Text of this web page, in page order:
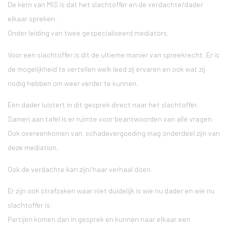
De kern van MiS is dat het slachtoffer en de verdachte/dader
elkaar spreken.
Onder leiding van twee gespecialiseerd mediators.
Voor een slachtoffer is dit de ultieme manier van spreekrecht. Er is
de mogelijkheid te vertellen welk leed zij ervaren en ook wat zij
nodig hebben om weer verder te kunnen.
Een dader luistert in dit gesprek direct naar het slachtoffer.
Samen aan tafel is er ruimte voor beantwoorden van alle vragen.
Ook overeenkomen van schadevergoeding mag onderdeel zijn van
deze mediation.
Ook de verdachte kan zijn/haar verhaal doen.
Er zijn ook strafzaken waar niet duidelijk is wie nu dader en wie nu
slachtoffer is.
Partijen komen dan in gesprek en kunnen naar elkaar een